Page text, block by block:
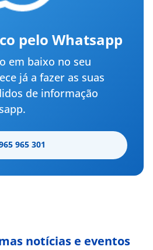
pelo Whatsapp
em baixo no seu
já a fazer as suas
de informação
965 301
notícias e eventos